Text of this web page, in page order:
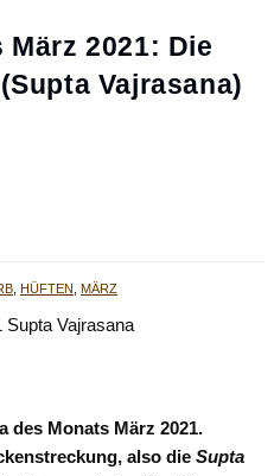
2021: Die
Vajrasana)
, HÜFTEN, MÄRZ
des Monats März 2021.
also die Supta